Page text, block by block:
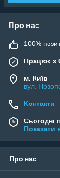
Про нас
100%
Працює з
м. Київ
вул.
Контакти
Сьогодні
Показати
Про нас